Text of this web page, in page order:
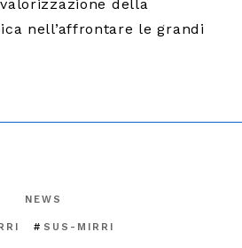
della
nell’affrontare le grandi
NEWS
SUS-MIRRI